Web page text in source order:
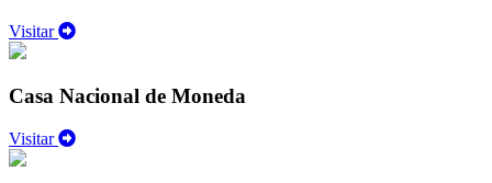
Visitar
Casa Nacional de Moneda
Visitar